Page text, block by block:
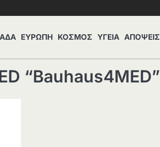
ΕΥΡΩΠΗ ΚΟΣΜΟΣ ΥΓΕΙΑ ΑΠΟΨΕΙΣ
“Bauhaus4MED”